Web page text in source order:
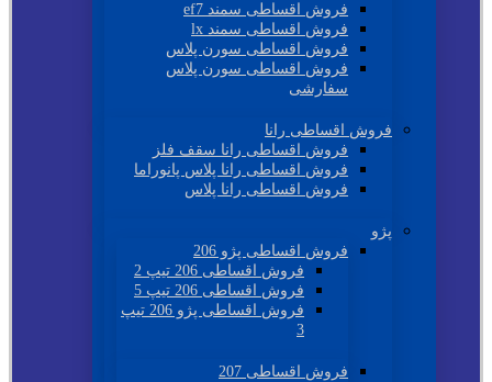
فروش اقساطی سمند ef7
فروش اقساطی سمند lx
فروش اقساطی سورن پلاس
فروش اقساطی سورن پلاس
سفارشی
فروش اقساطی رانا
فروش اقساطی رانا سقف فلز
فروش اقساطی رانا پلاس پانوراما
فروش اقساطی رانا پلاس
پژو
فروش اقساطی پژو 206
فروش اقساطی 206 تیپ 2
فروش اقساطی 206 تیپ 5
فروش اقساطی پژو 206 تیپ
3
فروش اقساطی 207